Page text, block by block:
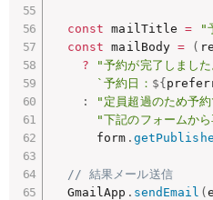
const mailTitle = "
const mailBody = (
?
"予約が完了しまし
`予約日： ${
:
"定員超過のため予
"下記のフォームか
      form
.
// 結果メール送信
  GmailApp
. sendEmail (